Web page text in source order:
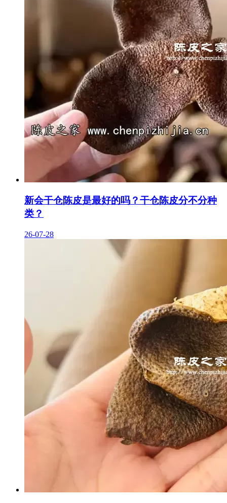
新会干仓陈皮是最好的吗？干仓陈皮分不分种
类？
26-07-28